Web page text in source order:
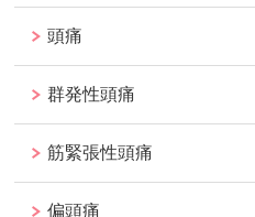
頭痛
群発性頭痛
筋緊張性頭痛
偏頭痛